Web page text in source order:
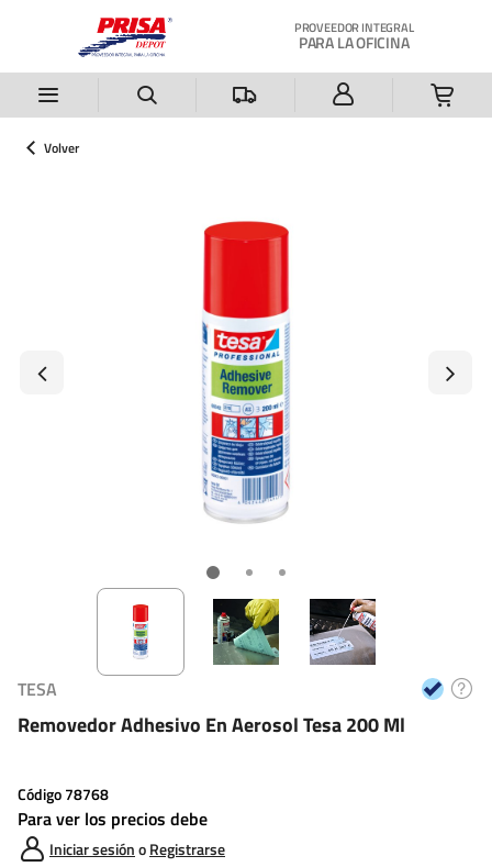
PROVEEDOR INTEGRAL
PARA LA OFICINA
Volver
TESA
Removedor Adhesivo En Aerosol Tesa 200 Ml
Código78768
Para ver los precios debe
Iniciar sesiónoRegistrarse